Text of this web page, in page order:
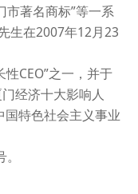
市著名商标”等一系
生在2007年12月23
性CEO”之一，并于
经济十大影响人
国特色社会主义事业